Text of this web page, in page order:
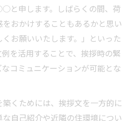
と申します。しばらくの間、荷
おかけすることもあるかと思い
お願いいたします。」といった
を活用することで、挨拶時の緊
コミュニケーションが可能とな
くためには、挨拶文を一方的に
自己紹介や近隣の住環境につい